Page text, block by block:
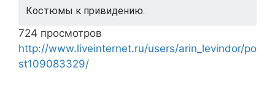
Костюмы к привидению.
724 просмотров
http://www.liveinternet.ru/users/arin_levindor/po
st109083329/